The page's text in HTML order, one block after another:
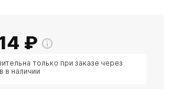
₽
только при заказе через
в наличии